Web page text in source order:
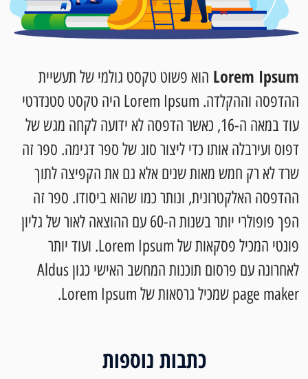
Lorem Ipsum הוא פשוט טקסט גולמי של תעשיית
ההדפסה וההקלדה. Lorem Ipsum היה טקסט סטנדרטי
עוד במאה ה-16, כאשר הדפסה לא ידועה לקחה מגש של
דפוס ועירבלה אותו כדי ליצור סוג של ספר דגימה. ספר זה
שרד לא רק חמש מאות שנים אלא גם את הקפיצה לתוך
ההדפסה האלקטרונית, ונותר כמו שהוא ביסודו. ספר זה
הפך פופולרי יותר בשנות ה-60 עם ההוצאה לאור של גליון
פונטי המכיל פסקאות של Lorem Ipsum. ועוד יותר
לאחרונה עם פרסום תוכנות המחשב האישי כגון Aldus
page maker שמכיל גרסאות של Lorem Ipsum.
כתבות נוספות